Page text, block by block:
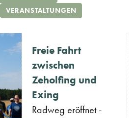
VERANSTALTUNGEN
Freie Fahrt
zwischen
Zeholfing und
Exing
Radweg eröffnet -